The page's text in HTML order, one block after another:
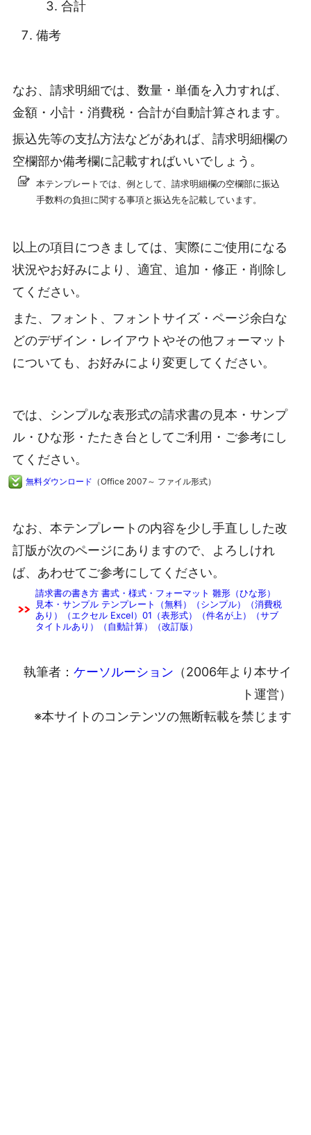
合計
備考
なお、請求明細では、数量・単価を入力すれば、
金額・小計・消費税・合計が自動計算されます。
振込先等の支払方法などがあれば、請求明細欄の
空欄部か備考欄に記載すればいいでしょう。
本テンプレートでは、例として、請求明細欄の空欄部に振込
手数料の負担に関する事項と振込先を記載しています。
以上の項目につきましては、実際にご使用になる
状況やお好みにより、適宜、追加・修正・削除し
てください。
また、フォント、フォントサイズ・ページ余白な
どのデザイン・レイアウトやその他フォーマット
についても、お好みにより変更してください。
では、シンプルな表形式の請求書の見本・サンプ
ル・ひな形・たたき台としてご利用・ご参考にし
てください。
無料ダウンロード （Office 2007～ ファイル形式）
なお、本テンプレートの内容を少し手直しした改
訂版が次のページにありますので、よろしけれ
ば、あわせてご参考にしてください。
請求書の書き方 書式・様式・フォーマット 雛形（ひな形）
見本・サンプル テンプレート（無料）（シンプル）（消費税
あり）（エクセル Excel）01（表形式）（件名が上）（サブ
タイトルあり）（自動計算）（改訂版）
執筆者： ケーソルーション （2006年より本サイ
ト運営）
※本サイトのコンテンツの無断転載を禁じます